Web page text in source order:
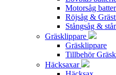
Motorsåg
Röjsåg &
Stångsåg &
Gräsklippare
Gräsklippare
Tillbehör
Häcksaxar